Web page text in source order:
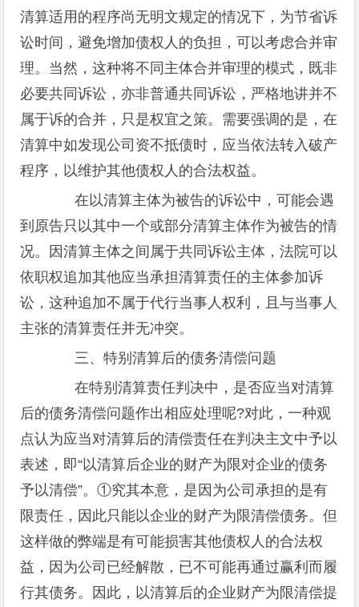
清算适用的程序尚无明文规定的情况下，为节省诉
讼时间，避免增加债权人的负担，可以考虑合并审
理。当然，这种将不同主体合并审理的模式，既非
必要共同诉讼，亦非普通共同诉讼，严格地讲并不
属于诉的合并，只是权宜之策。需要强调的是，在
清算中如发现公司资不抵债时，应当依法转入破产
程序，以维护其他债权人的合法权益。
在以清算主体为被告的诉讼中，可能会遇
到原告只以其中一个或部分清算主体作为被告的情
况。因清算主体之间属于共同诉讼主体，法院可以
依职权追加其他应当承担清算责任的主体参加诉
讼，这种追加不属于代行当事人权利，且与当事人
主张的清算责任并无冲突。
三、特别清算后的债务清偿问题
在特别清算责任判决中，是否应当对清算
后的债务清偿问题作出相应处理呢?对此，一种观
点认为应当对清算后的清偿责任在判决主文中予以
表述，即“以清算后企业的财产为限对企业的债务
予以清偿”。①究其本意，是因为公司承担的是有
限责任，因此只能以企业的财产为限清偿债务。但
这样做的弊端是有可能损害其他债权人的合法权
益，因为公司已经解散，已不可能再通过赢利而履
行其债务。因此，以清算后的企业财产为限清偿提